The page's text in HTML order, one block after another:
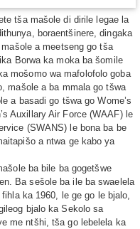
tša mašole di dirile legae la
boraentšinere, dingaka
a meetseng go tša
Borwa ka moka ba šomile
mošomo wa mafolofolo goba
mašole a ba mmala go tšwa
a basadi go tšwa go Wome’s
Auxillary Air Force (WAAF) le
(SWANS) le bona ba be
a ntwa ge kabo ya
ba bile ba gogetšwe
Ba sešole ba ile ba swaelela
ka 1960, le ge go le bjalo,
bjalo ka Sekolo sa
me ntšhi, tša go lebelela ka